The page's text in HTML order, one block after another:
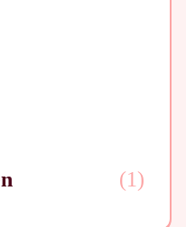
(1)